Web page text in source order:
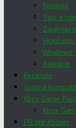
Novinky
Tipy a
HoloLens
Windows
Aplikácie
Recenzie
Spätná
Xbox Game
Xbox
Píš pre Xboxer